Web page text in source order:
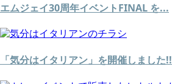
エムジェイ30周年イベントFINAL を...
「気分はイタリアン」を開催しました!!